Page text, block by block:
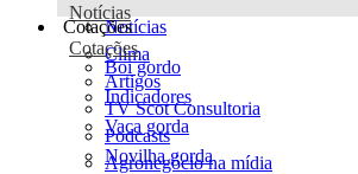
Notícias
Notícias
Clima
Artigos
TV Scot Consultoria
Podcasts
Agronegócio na mídia
Cotações
Cotações
Boi gordo
Indicadores
Vaca gorda
Novilha gorda